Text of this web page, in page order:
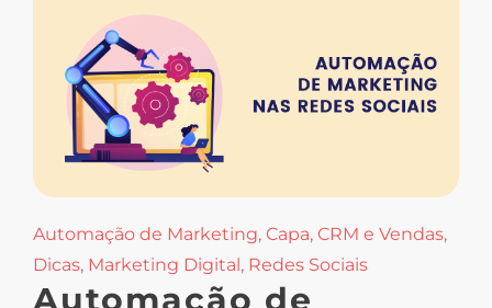
Automação de Marketing, Capa, CRM e Vendas,
Dicas, Marketing Digital , Redes Sociais